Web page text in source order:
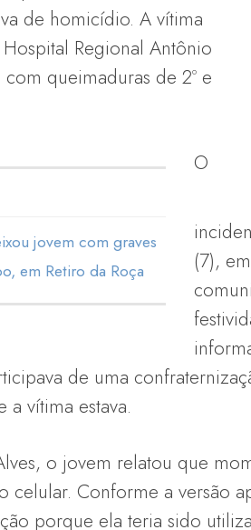
de homicídio. A vítima
Regional Antônio
queimaduras de 2º e
jovem com graves
em Retiro da Roça
O
(7),
de uma
vítima estava.
o jovem relatou que
celular. Conforme a versão
porque ela teria sido